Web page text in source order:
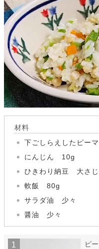
材料
下ごしらえしたピー
にんじん 10g
ひきわり納豆 大さじ
軟飯 80g
サラダ油 少々
醤油 少々
ピ